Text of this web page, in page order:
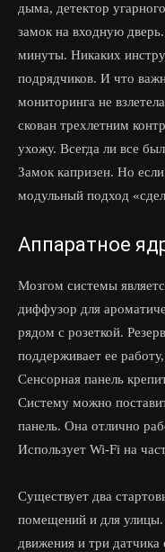
дыма, детектор
замок на входную
минуты. Никаких
подрядчиков. И что
мониторинга не
скован трехлетним
ухожу. Всегда ли все
Замок капризен. Но
модульный подход
Аппаратное
Мозгом системы
диффузор для
рядом с розеткой.
поддерживает ее
Сенсорная панель
Систему можно
панель. Она отлично
Использует Wi-Fi на
Существует два
помещений и для
движения и три датчика